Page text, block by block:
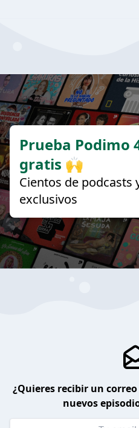
Prueba Podimo
gratis 🙌
Cientos de podcasts
exclusivos
¿Quieres recibir un
nuevos